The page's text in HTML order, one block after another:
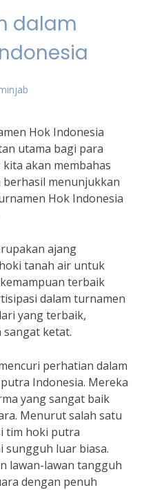
dalam
Hok Indonesia
utama bagi para
akan membahas
menunjukkan
Hok Indonesia
ajang
tanah air untuk
terbaik
dalam turnamen
yang terbaik,
ketat.
perhatian dalam
Indonesia. Mereka
yang sangat baik
Menurut salah satu
tim hoki putra
sungguh luar biasa.
lawan-lawan tangguh
dengan penuh